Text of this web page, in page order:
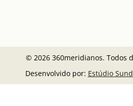
© 2026 360meridianos. Todos
Desenvolvido por: Estúdio